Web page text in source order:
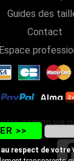
Guides des
Contact
Espace
opinion via
nous sur
>>
respect de votre